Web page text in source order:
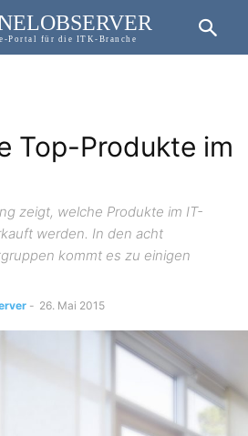
Portal für die ITK-Branche
Top-Produkte im
zeigt, welche Produkte im IT-
werden. In den acht
kommt es zu einigen
- 26. Mai 2015